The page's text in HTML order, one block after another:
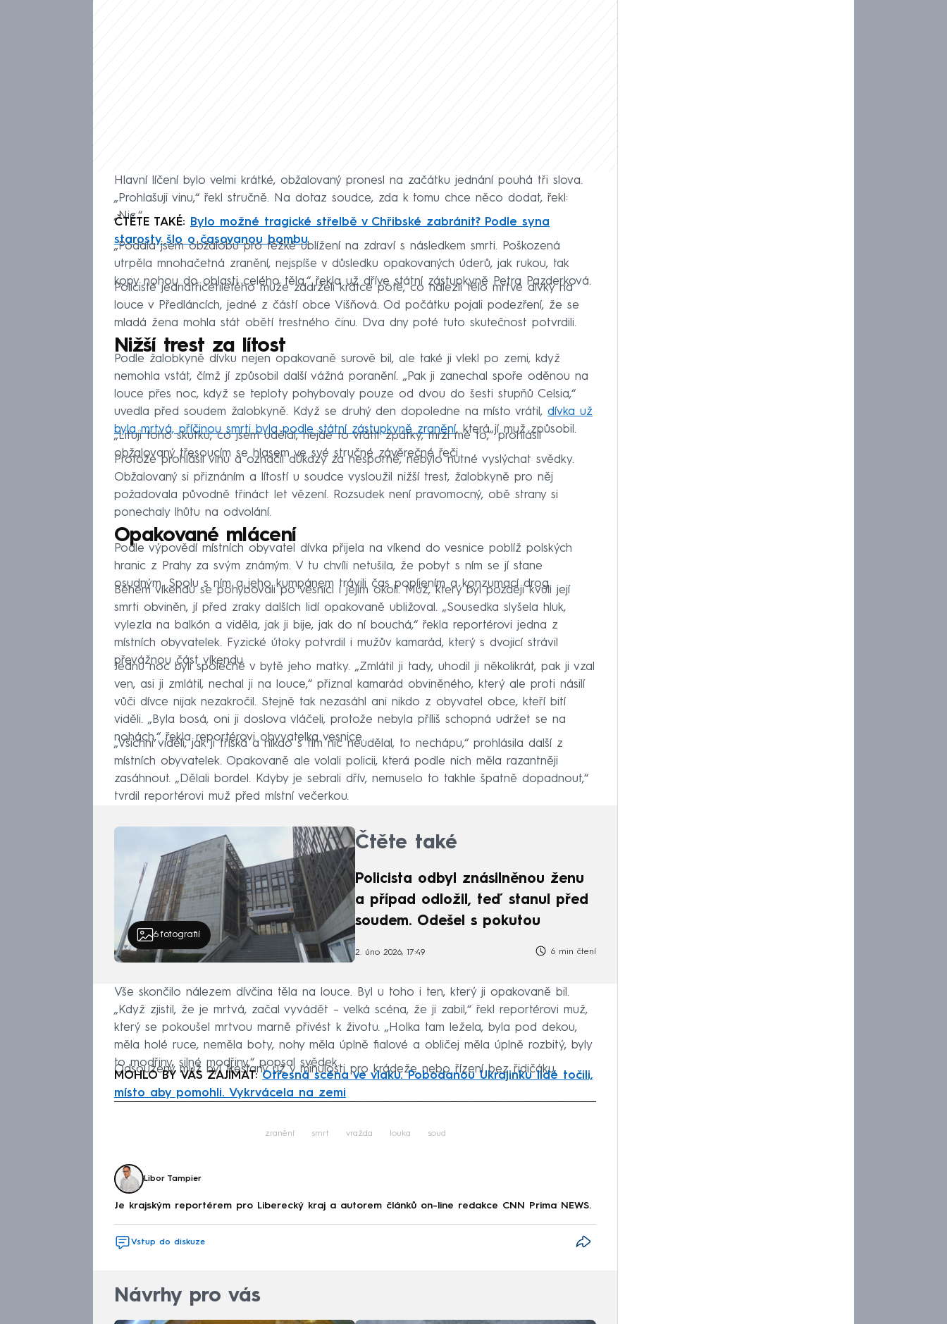
Hlavní líčení bylo velmi krátké, obžalovaný pronesl na začátku jednání pouhá tři slova.
„Prohlašuji vinu,“ řekl stručně. Na dotaz soudce, zda k tomu chce něco dodat, řekl:
„Nic.“
ČTĚTE TAKÉ:
Bylo možné tragické střelbě v Chřibské zabránit? Podle syna
starosty šlo o časovanou bombu
„Podala jsem obžalobu pro těžké ublížení na zdraví s následkem smrti. Poškozená
utrpěla mnohačetná zranění, nejspíše v důsledku opakovaných úderů, jak rukou, tak
kopy nohou do oblasti celého těla,“ řekla už dříve státní zástupkyně Petra Pazderková.
Policisté jednatřicetiletého muže zadrželi krátce poté, co nalezli tělo mrtvé dívky na
louce v Předláncích, jedné z částí obce Višňová. Od počátku pojali podezření, že se
mladá žena mohla stát obětí trestného činu. Dva dny poté tuto skutečnost potvrdili.
Nižší trest za lítost
Podle žalobkyně dívku nejen opakovaně surově bil, ale také ji vlekl po zemi, když
nemohla vstát, čímž jí způsobil další vážná poranění. „Pak ji zanechal spoře oděnou na
louce přes noc, když se teploty pohybovaly pouze od dvou do šesti stupňů Celsia,“
uvedla před soudem žalobkyně. Když se druhý den dopoledne na místo vrátil, dívka už
byla mrtvá, příčinou smrti byla podle státní zástupkyně zranění, která jí muž způsobil.
„Lituji toho skutku, co jsem udělal, nejde to vrátit zpátky, mrzí mě to,“ prohlásil
obžalovaný třesoucím se hlasem ve své stručné závěrečné řeči.
Protože prohlásil vinu a označil důkazy za nesporné, nebylo nutné vyslýchat svědky.
Obžalovaný si přiznáním a lítostí u soudce vysloužil nižší trest, žalobkyně pro něj
požadovala původně třináct let vězení. Rozsudek není pravomocný, obě strany si
ponechaly lhůtu na odvolání.
Opakované mlácení
Podle výpovědí místních obyvatel dívka přijela na víkend do vesnice poblíž polských
hranic z Prahy za svým známým. V tu chvíli netušila, že pobyt s ním se jí stane
osudným. Spolu s ním a jeho kumpánem trávili čas popíjením a konzumací drog.
Během víkendu se pohybovali po vesnici i jejím okolí. Muž, který byl později kvůli její
smrti obviněn, jí před zraky dalších lidí opakovaně ubližoval. „Sousedka slyšela hluk,
vylezla na balkón a viděla, jak ji bije, jak do ní bouchá,“ řekla reportérovi jedna z
místních obyvatelek. Fyzické útoky potvrdil i mužův kamarád, který s dvojicí strávil
převážnou část víkendu.
Jednu noc byli společně v bytě jeho matky. „Zmlátil ji tady, uhodil ji několikrát, pak ji vzal
ven, asi ji zmlátil, nechal ji na louce,“ přiznal kamarád obviněného, který ale proti násilí
vůči dívce nijak nezakročil. Stejně tak nezasáhl ani nikdo z obyvatel obce, kteří bití
viděli. „Byla bosá, oni ji doslova vláčeli, protože nebyla příliš schopná udržet se na
nohách,“ řekla reportérovi obyvatelka vesnice.
„Všichni viděli, jak ji tříská a nikdo s tím nic neudělal, to nechápu,“ prohlásila další z
místních obyvatelek. Opakovaně ale volali policii, která podle nich měla razantněji
zasáhnout. „Dělali bordel. Kdyby je sebrali dřív, nemuselo to takhle špatně dopadnout,“
tvrdil reportérovi muž před místní večerkou.
6fotografií
Čtěte také
Policista odbyl znásilněnou ženu
a případ odložil, teď stanul před
soudem. Odešel s pokutou
2. úno 2026, 17:49 6 min čtení
Vše skončilo nálezem dívčina těla na louce. Byl u toho i ten, který ji opakovaně bil.
„Když zjistil, že je mrtvá, začal vyvádět – velká scéna, že ji zabil,“ řekl reportérovi muž,
který se pokoušel mrtvou marně přivést k životu. „Holka tam ležela, byla pod dekou,
měla holé ruce, neměla boty, nohy měla úplně fialové a obličej měla úplně rozbitý, byly
to modřiny, silné modřiny,“ popsal svědek.
Odsouzený muž byl trestaný už v minulosti pro krádeže nebo řízení bez řidičáku.
MOHLO BY VÁS ZAJÍMAT:Otřesná scéna ve vlaku. Pobodanou Ukrajinku lidé točili,
místo aby pomohli. Vykrvácela na zemi
zranění smrt vražda louka soud
Libor Tampier
Je krajským reportérem pro Liberecký kraj a autorem článků on-line redakce CNN Prima NEWS.
Vstup do diskuze
Návrhy pro vás